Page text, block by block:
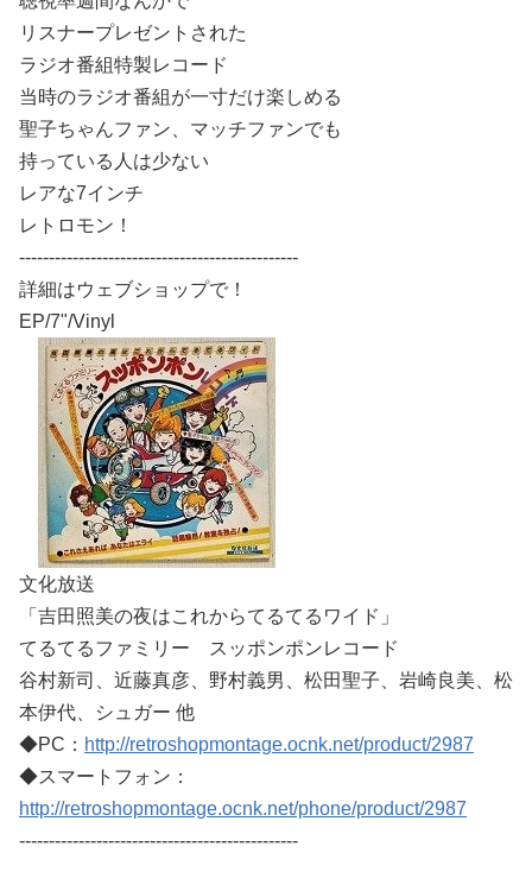
リスナープレゼントされた
ラジオ番組特製レコード
当時のラジオ番組が一寸だけ楽しめる
聖子ちゃんファン、マッチファンでも
持っている人は少ない
レアな7インチ
レトロモン！
-----------------------------------------------
詳細はウェブショップで！
EP/7"/Vinyl
文化放送
「吉田照美の夜はこれからてるてるワイド」
てるてるファミリー スッポンポンレコード
谷村新司、近藤真彦、野村義男、松田聖子、岩崎良美、松
本伊代、シュガー 他
◆PC： http://retroshopmontage.ocnk.net/product/2987
◆スマートフォン：
http://retroshopmontage.ocnk.net/phone/product/2987
-----------------------------------------------